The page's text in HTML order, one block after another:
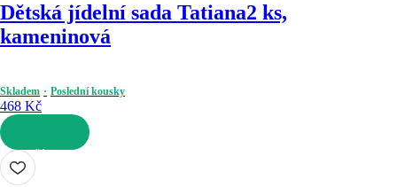
Dětská jídelní sada Tatiana2 ks,
kameninová
Skladem Poslední kousky
468 Kč
DO KOŠÍKU